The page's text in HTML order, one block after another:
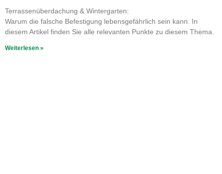
Terrassenüberdachung & Wintergarten:
Warum die falsche Befestigung lebensgefährlich sein kann. In
diesem Artikel finden Sie alle relevanten Punkte zu diesem Thema.
Weiterlesen »